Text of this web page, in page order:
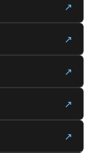
↗
↗
↗
↗
↗